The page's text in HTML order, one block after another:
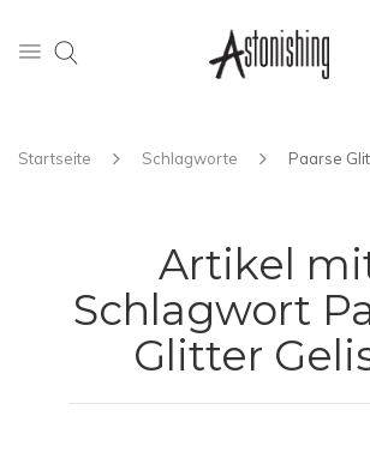
Startseite Schlagworte
Paarse
Artikel
Schlagwort
Glitter